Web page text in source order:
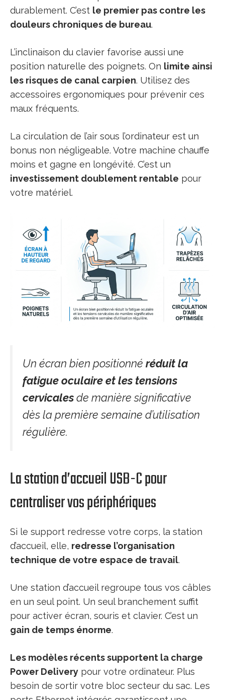
durablement. C’est le premier pas contre les
douleurs chroniques de bureau.
L’inclinaison du clavier favorise aussi une
position naturelle des poignets. On limite ainsi
les risques de canal carpien. Utilisez des
accessoires ergonomiques pour prévenir ces
maux fréquents.
La circulation de l’air sous l’ordinateur est un
bonus non négligeable. Votre machine chauffe
moins et gagne en longévité. C’est un
investissement doublement rentable pour
votre matériel.
Un écran bien positionné réduit la
fatigue oculaire et les tensions
cervicales de manière significative
dès la première semaine d’utilisation
régulière.
La station d’accueil USB-C pour
centraliser vos périphériques
Si le support redresse votre corps, la station
d’accueil, elle, redresse l’organisation
technique de votre espace de travail.
Une station d’accueil regroupe tous vos câbles
en un seul point. Un seul branchement suffit
pour activer écran, souris et clavier. C’est un
gain de temps énorme.
Les modèles récents supportent la charge
Power Delivery pour votre ordinateur. Plus
besoin de sortir votre bloc secteur du sac. Les